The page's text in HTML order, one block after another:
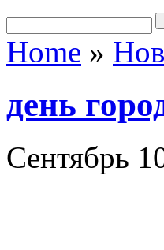
Home »
день
Сентябрь